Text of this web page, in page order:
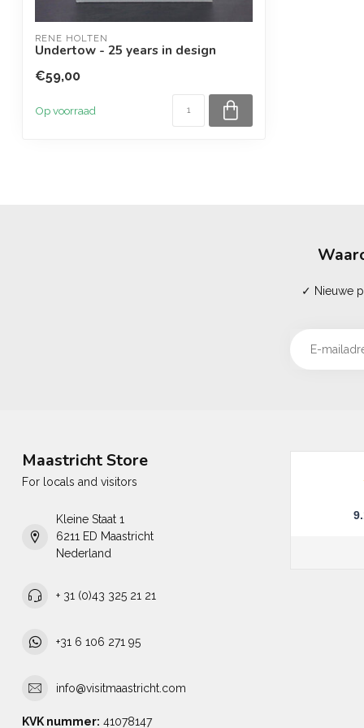
RENÉ HOLTEN
Undertow - 25 years in design
€59,00
Op voorraad
✓ Nieuwe
Maastricht Store
For locals and visitors
Kleine Staat 1
6211 ED Maastricht
Nederland
+ 31 (0)43 325 21 21
+31 6 106 271 95
info@visitmaastricht.com
KVK nummer: 41078147